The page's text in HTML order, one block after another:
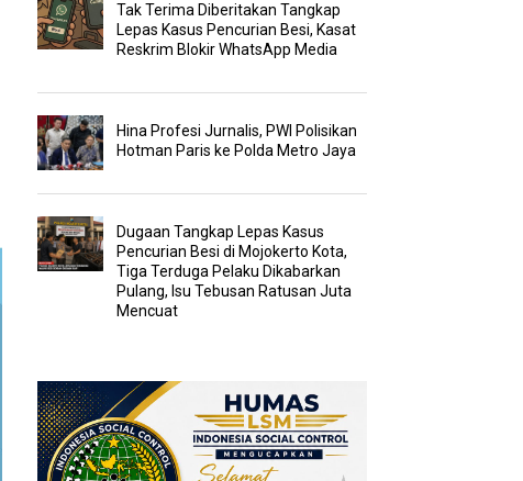
Tak Terima Diberitakan Tangkap
Lepas Kasus Pencurian Besi, Kasat
Reskrim Blokir WhatsApp Media
Hina Profesi Jurnalis, PWI Polisikan
Hotman Paris ke Polda Metro Jaya
Dugaan Tangkap Lepas Kasus
Pencurian Besi di Mojokerto Kota,
Tiga Terduga Pelaku Dikabarkan
Pulang, Isu Tebusan Ratusan Juta
Mencuat